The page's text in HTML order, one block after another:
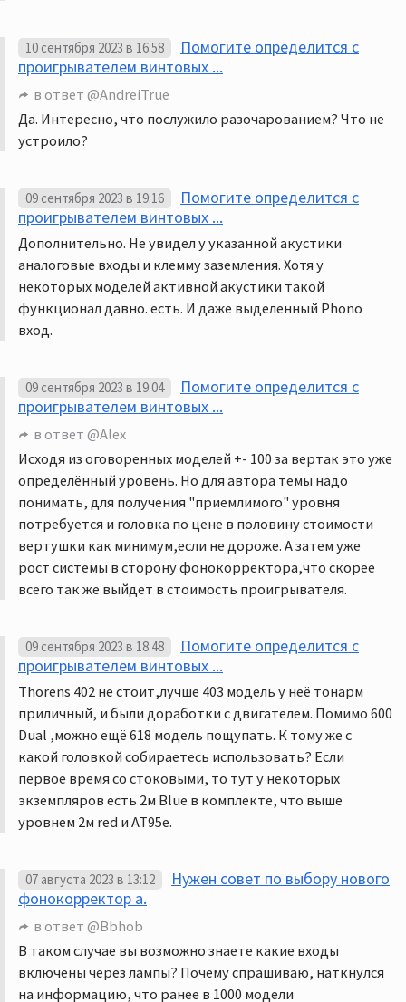
10 сентября 2023 в 16:58
Помогите определится с
проигрывателем винтовых ...
в ответ @AndreiTrue
Да. Интересно, что послужило разочарованием? Что не
устроило?
09 сентября 2023 в 19:16
Помогите определится с
проигрывателем винтовых ...
Дополнительно. Не увидел у указанной акустики
аналоговые входы и клемму заземления. Хотя у
некоторых моделей активной акустики такой
функционал давно. есть. И даже выделенный Phono
вход.
09 сентября 2023 в 19:04
Помогите определится с
проигрывателем винтовых ...
в ответ @Alex
Исходя из оговоренных моделей +- 100 за вертак это уже
определённый уровень. Но для автора темы надо
понимать, для получения "приемлимого" уровня
потребуется и головка по цене в половину стоимости
вертушки как минимум,если не дороже. А затем уже
рост системы в сторону фонокорректора,что скорее
всего так же выйдет в стоимость проигрывателя.
09 сентября 2023 в 18:48
Помогите определится с
проигрывателем винтовых ...
Thorens 402 не стоит,лучше 403 модель у неё тонарм
приличный, и были доработки с двигателем. Помимо 600
Dual ,можно ещё 618 модель пощупать. К тому же с
какой головкой собираетесь использовать? Если
первое время со стоковыми, то тут у некоторых
экземпляров есть 2м Blue в комплекте, что выше
уровнем 2м red и AT95e.
07 августа 2023 в 13:12
Нужен совет по выбору нового
фонокорректор а.
в ответ @Bbhob
В таком случае вы возможно знаете какие входы
включены через лампы? Почему спрашиваю, наткнулся
на информацию, что ранее в 1000 модели